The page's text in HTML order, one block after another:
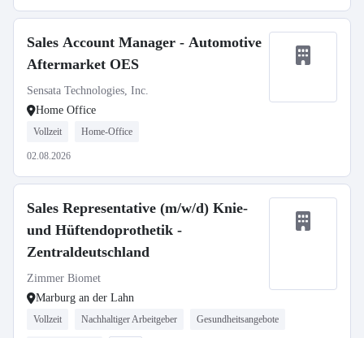
Sales Account Manager - Automotive
Aftermarket OES
Sensata Technologies, Inc.
Home Office
Vollzeit Home-Office
02.08.2026
Sales Representative (m/w/d) Knie-
und Hüftendoprothetik -
Zentraldeutschland
Zimmer Biomet
Marburg an der Lahn
Vollzeit Nachhaltiger Arbeitgeber Gesundheitsangebote